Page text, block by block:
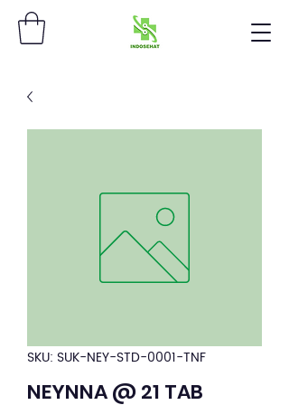
SKU: SUK-NEY-STD-0001-TNF
NEYNNA @ 21 TAB